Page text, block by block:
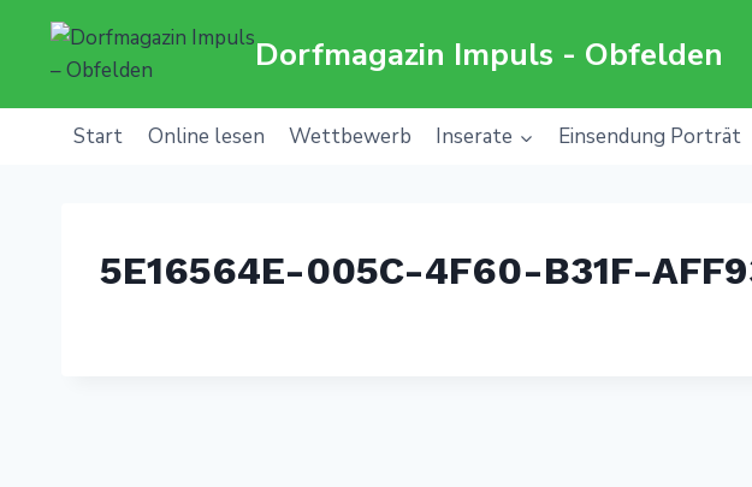
Inhalt
springen
Dorfmagazin Impuls - Obfelden
Start Online lesen Wettbewerb Inserate Einsendung Porträt
5E16564E-005C-4F60-B31F-